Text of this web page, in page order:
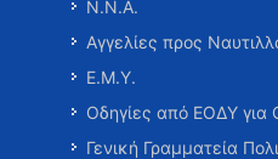
Ν.Ν.Α.
Αγγελίες προς
Ε.Μ.Υ.
Οδηγίες από ΕΟΔΥ για
Γενική Γραμματεία